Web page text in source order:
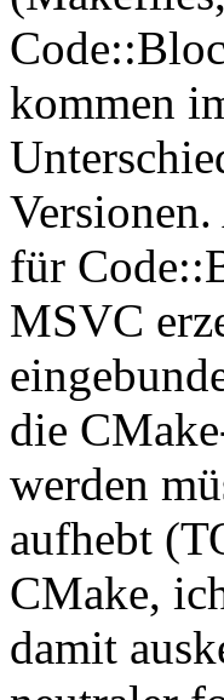
kommen
für
MSVC
die
werden
aufhebt
CMake,
damit